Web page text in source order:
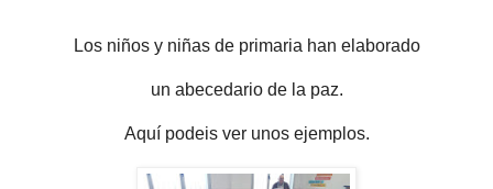
Los niños y niñas de primaria han elaborado
un abecedario de la paz.
Aquí podeis ver unos ejemplos.